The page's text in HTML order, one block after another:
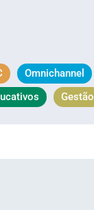
Omnichannel
Gestão